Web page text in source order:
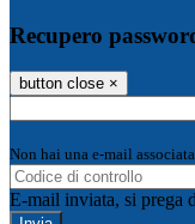
Recupero
button close ×
Non hai una e-mail
E-mail inviata, si prega